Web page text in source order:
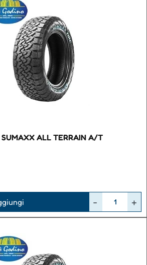
SUMAXX ALL TERRAIN A/T